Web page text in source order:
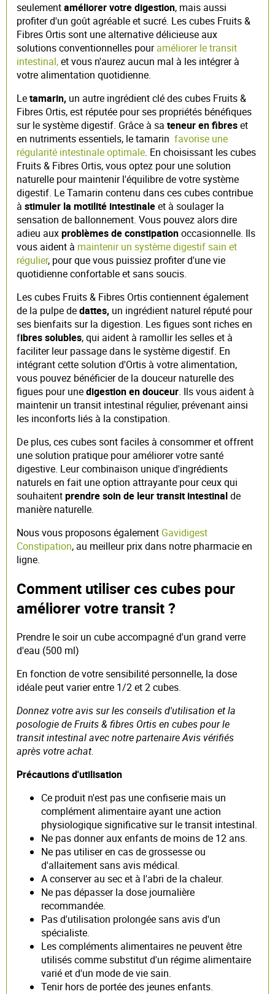
seulementaméliorer votre digestion, mais aussi
profiter d'un goût agréable et sucré. Les cubes Fruits &
Fibres Ortis sont une alternative délicieuse aux
solutions conventionnelles pouraméliorer le transit
intestinal,et vous n'aurez aucun mal à les intégrer à
votre alimentation quotidienne.
Letamarin, un autre ingrédient clé des cubes Fruits &
Fibres Ortis, est réputée pour ses propriétés bénéfiques
sur le système digestif. Grâce à sa teneur en fibreset
en nutriments essentiels, le tamarin favorise une
régularité intestinale optimale. En choisissant les cubes
Fruits & Fibres Ortis, vous optez pour une solution
naturelle pour maintenir l'équilibre de votre système
digestif. Le Tamarin contenu dans ces cubes contribue
à stimuler la motilité intestinaleet à soulager la
sensation de ballonnement. Vous pouvez alors dire
adieu auxproblèmes de constipationoccasionnelle. Ils
vous aident à maintenir un système digestif sain et
régulier, pour que vous puissiez profiter d'une vie
quotidienne confortable et sans soucis.
Les cubes Fruits & Fibres Ortis contiennent également
de la pulpe dedattes, un ingrédient naturel réputé pour
ses bienfaits sur la digestion. Les figues sont riches en
fibres solubles, qui aident à ramollir les selles et à
faciliter leur passage dans le système digestif. En
intégrant cette solution d'Ortis à votre alimentation,
vous pouvez bénéficier de la douceur naturelle des
figues pour unedigestion en douceur. Ils vous aident à
maintenir un transit intestinal régulier, prévenant ainsi
les inconforts liés à la constipation.
De plus, ces cubes sont faciles à consommer et offrent
une solution pratique pour améliorer votre santé
digestive. Leur combinaison unique d'ingrédients
naturels en fait une option attrayante pour ceux qui
souhaitentprendre soin de leur transit intestinalde
manière naturelle.
Nous vous proposons également Gavidigest
Constipation, au meilleur prix dans notre pharmacie en
ligne.
Comment utiliser ces cubes pour
améliorer votre transit ?
Prendre le soir un cube accompagné d'un grand verre
d'eau (500 ml)
En fonction de votre sensibilité personnelle, la dose
idéale peut varier entre 1/2 et 2 cubes.
Donnez votre avis sur les conseils d'utilisation et la
posologie de Fruits & fibres Ortis en cubes pour le
transit intestinal avec notre partenaire Avis vérifiés
après votre achat.
Précautions d'utilisation
Ce produit n'est pas une confiserie mais un
complément alimentaire ayant une action
physiologique significative sur le transit intestinal.
Ne pas donner aux enfants de moins de 12 ans.
Ne pas utiliser en cas de grossesse ou
d'allaitement sans avis médical.
A conserver au sec et à l'abri de la chaleur.
Ne pas dépasser la dose journalière
recommandée.
Pas d'utilisation prolongée sans avis d'un
spécialiste.
Les compléments alimentaires ne peuvent être
utilisés comme substitut d'un régime alimentaire
varié et d'un mode de vie sain.
Tenir hors de portée des jeunes enfants.